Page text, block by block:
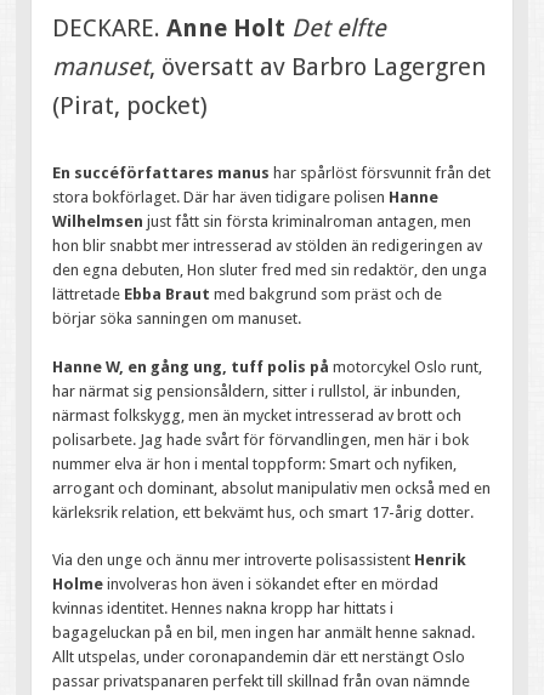
DECKARE.Anne Holt Det elfte
manuset, översatt av Barbro Lagergren
(Pirat, pocket)
En succéförfattares manus har spårlöst försvunnit från det
stora bokförlaget. Där har även tidigare polisen Hanne
Wilhelmsen just fått sin första kriminalroman antagen, men
hon blir snabbt mer intresserad av stölden än redigeringen av
den egna debuten, Hon sluter fred med sin redaktör, den unga
lättretade Ebba Braut med bakgrund som präst och de
börjar söka sanningen om manuset.
Hanne W, en gång ung, tuff polis på motorcykel Oslo runt,
har närmat sig pensionsåldern, sitter i rullstol, är inbunden,
närmast folkskygg, men än mycket intresserad av brott och
polisarbete. Jag hade svårt för förvandlingen, men här i bok
nummer elva är hon i mental toppform: Smart och nyfiken,
arrogant och dominant, absolut manipulativ men också med en
kärleksrik relation, ett bekvämt hus, och smart 17-årig dotter.
Via den unge och ännu mer introverte polisassistent Henrik
Holme involveras hon även i sökandet efter en mördad
kvinnas identitet. Hennes nakna kropp har hittats i
bagageluckan på en bil, men ingen har anmält henne saknad.
Allt utspelas, under coronapandemin där ett nerstängt Oslo
passar privatspanaren perfekt till skillnad från ovan nämnde